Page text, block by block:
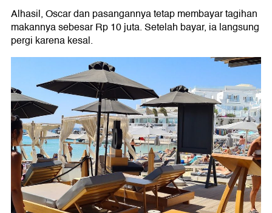
Alhasil, Oscar dan pasangannya tetap membayar tagihan
makannya sebesar Rp 10 juta. Setelah bayar, ia langsung
pergi karena kesal.